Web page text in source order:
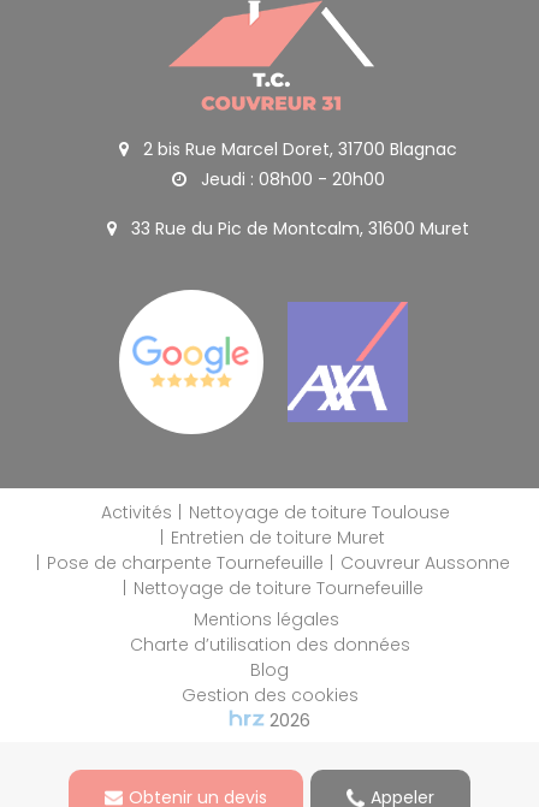
Obtenir un devis Appeler
2 bis Rue Marcel Doret, 31700 Blagnac
Jeudi : 08h00 - 20h00
33 Rue du Pic de Montcalm, 31600 Muret
Activités
Nettoyage de toiture Toulouse
Entretien de toiture Muret
Pose de charpente Tournefeuille
Couvreur Aussonne
Nettoyage de toiture Tournefeuille
Mentions légales
Charte d’utilisation des données
Blog
Gestion des cookies
2026